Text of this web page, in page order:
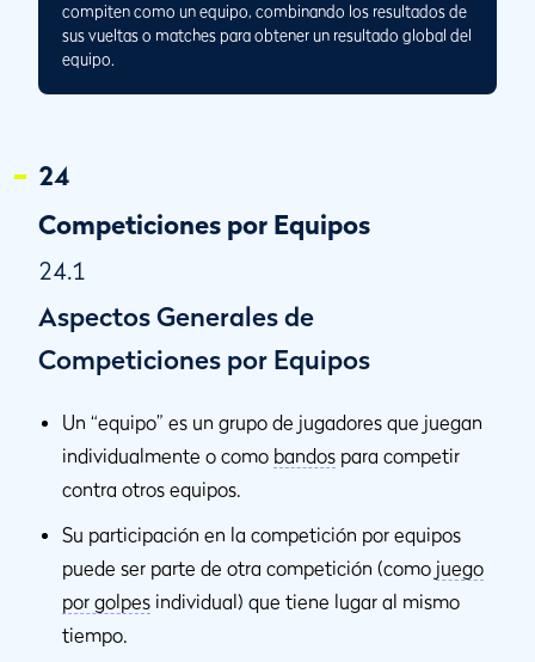
compiten como un equipo, combinando los resultados de
sus vueltas o matches para obtener un resultado global del
equipo.
24
Competiciones por Equipos
24.1
Aspectos Generales de
Competiciones por Equipos
Un “equipo” es un grupo de jugadores que juegan
individualmente o como bandos para competir
contra otros equipos.
Su participación en la competición por equipos
puede ser parte de otra competición (como juego
por golpes individual) que tiene lugar al mismo
tiempo.